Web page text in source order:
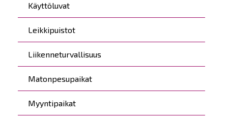
Käyttöluvat
Leikkipuistot
Liikenneturvallisuus
Matonpesupaikat
Myyntipaikat